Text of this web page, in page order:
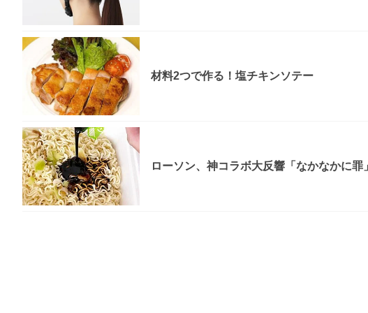
材料2つで作る！塩チキンソテー
ローソン、神コラボ大反響「なかなかに